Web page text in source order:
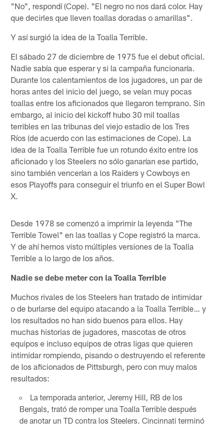
"No", respondí (Cope). "El negro no nos dará color. Hay
que decirles que lleven toallas doradas o amarillas".
Y así surgió la idea de la Toalla Terrible.
El sábado 27 de diciembre de 1975 fue el debut oficial.
Nadie sabía que esperar y si la campaña funcionaría.
Durante los calentamientos de los jugadores, un par de
horas antes del inicio del juego, se veían muy pocas
toallas entre los aficionados que llegaron temprano. Sin
embargo, al inicio del kickoff hubo 30 mil toallas
terribles en las tribunas del viejo estadio de los Tres
Ríos (de acuerdo con las estimaciones de Cope). La
idea de la Toalla Terrible fue un rotundo éxito entre los
aficionado y los Steelers no sólo ganarían ese partido,
sino también vencerían a los Raiders y Cowboys en
esos Playoffs para conseguir el triunfo en el Super Bowl
X.
Desde 1978 se comenzó a imprimir la leyenda "The
Terrible Towel" en las toallas y Cope registró la marca.
Y de ahí hemos visto múltiples versiones de la Toalla
Terrible a lo largo de los años.
Nadie se debe meter con la Toalla Terrible
Muchos rivales de los Steelers han tratado de intimidar
o de burlarse del equipo atacando a la Toalla Terrible… y
los resultados no han sido buenos para ellos. Hay
muchas historias de jugadores, mascotas de otros
equipos e incluso equipos de otras ligas que quieren
intimidar rompiendo, pisando o destruyendo el referente
de los aficionados de Pittsburgh, pero con muy malos
resultados:
La temporada anterior, Jeremy Hill, RB de los
Bengals, trató de romper una Toalla Terrible después
de anotar un TD contra los Steelers. Cincinnati terminó